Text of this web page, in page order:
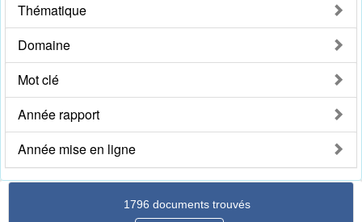
Thématique
Domaine
Mot clé
Année rapport
Année mise en ligne
1796 documents trouvés